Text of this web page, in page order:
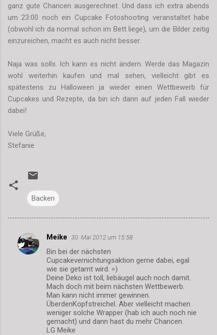
ganz gute Chancen ausgerechnet. Und dass ich extra abends
um 23:00 noch ein Cupcake Fotoshooting veranstaltet habe
(obwohl ich da normal schon im Bett liege), um die Bilder zeitig
einzureichen, macht es auch nicht besser.
Naja was solls. Ich kann es nicht ändern. Werde das Magazin
wohl weiterhin kaufen und mal sehen, vielleicht gibt es
spätestens zu Halloween ja wieder einen Wettbewerb für
Cupcakes und Rezepte, da bin ich dann auf jeden Fall wieder
dabei!
Viele Grüße,
Stefanie
Backen
K
o
Meike 30. Mai 2012 um 15:58
Bin bei der nächsten
Cupcakevernichtungsaktion gerne dabei, egal
wie sie getarnt wird. =)
Deine Deko ist toll, liebäugel auch noch damit.
Mach doch mit beim nächsten Wettbewerb.
Man kann nicht immer gewinnen.
ÜberdenKopfstreichel. Aber vielleicht machen
weniger solche Wrapper (hab ich auch noch nie
gemacht) und dann hast du mehr Chancen.
LG Meike